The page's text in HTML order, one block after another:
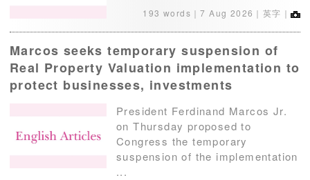
193 words｜7 Aug 2026 ｜英字｜
Marcos seeks temporary suspension of
Real Property Valuation implementation to
protect businesses, investments
President Ferdinand Marcos Jr.
on Thursday proposed to
Congress the temporary
suspension of the implementation
...